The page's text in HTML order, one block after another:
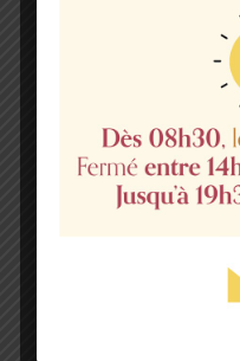
nisl libero. Fusce
dapibus.
volutpat, sed
Vestibulum sit
vulputate lacinia
consectetur nisi, ac
Disponibilités et